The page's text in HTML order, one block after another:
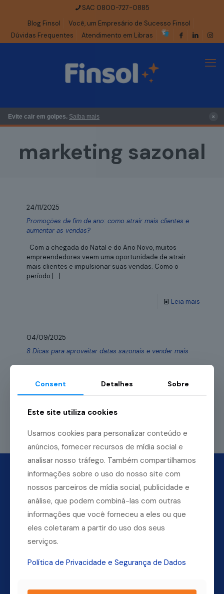
SAC 0800-727-0885
Blog Finsol
Você, um Empresário de Sucesso Finsol
Dúvidas Frequentes
Atendimento em Libras
Evite cair em golpes. Saiba mais ×
marketing sazonal
24/11/2025
Promoções de fim de ano: como atrair mais clientes e
aumentar as vendas?
Com a chegada do Natal e do Ano Novo, muitos
empreendedores veem uma oportunidade de atrair
mais clientes e impulsionar suas vendas. Como o
período […]
Leia mais
04/09/2025
8 Dicas para aproveitar datas sazonais e vender mais
venderem mais. Afinal, em ocasiões como essas, as
pessoas estão mais[…]
Dúvidas? Ligue para a nossa central.
Consent Detalhes Sobre
Este site utiliza cookies
Usamos cookies para personalizar conteúdo e
anúncios, fornecer recursos de mídia social e
analisar nosso tráfego. Também compartilhamos
informações sobre o uso do nosso site com
nossos parceiros de mídia social, publicidade e
análise, que podem combiná-las com outras
informações que você forneceu a eles ou que
eles coletaram a partir do uso dos seus
serviços.
Política de Privacidade e Segurança de Dados